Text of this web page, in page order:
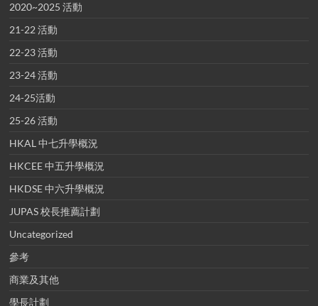
2020~2025 活動
21-22 活動
22-23 活動
23-24 活動
24-25活動
25-26 活動
HKAL 中七升學概況
HKCEE 中五升學概況
HKDSE 中六升學概況
JUPAS 校長推薦計劃
Uncategorized
參考
商業及其他
學長計劃